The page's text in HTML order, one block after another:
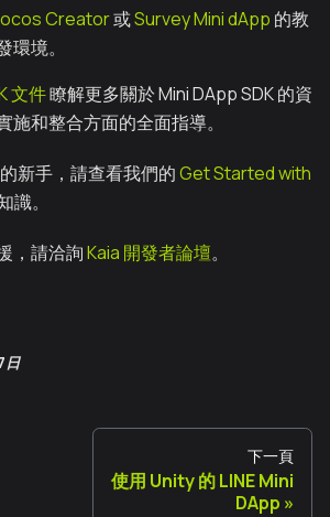
Creator或Survey Mini dApp 的教
境。
文件瞭解更多關於 Mini DApp SDK 的資
施和整合方面的全面指導。
新手，請查看我們的Get Started with
識。
，請洽詢Kaia 開發者論壇。
日
下一頁
使用 Unity 的 LINE Mini
DApp